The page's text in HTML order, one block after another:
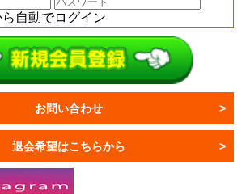
自動でログイン
お問い合わせ
退会希望はこちらから